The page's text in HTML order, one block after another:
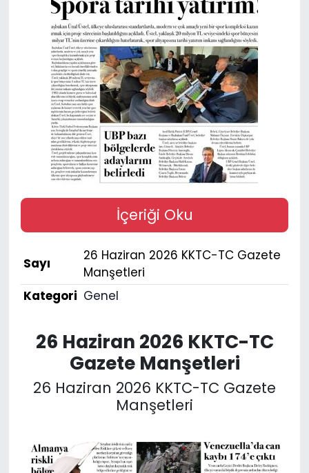
İçeriği Oku
Sayı
26 Haziran 2026 KKTC-TC Gazete
Manşetleri
Kategori Genel
26 Haziran 2026 KKTC-TC
Gazete Manşetleri
26 Haziran 2026 KKTC-TC Gazete
Manşetleri
Gündem
KKTC
KKTC YEREL SEÇİM 2018
Kültür Sanat
Magazin
Moda
Nöbetçi Eczaneler
Otomobil Dünyası
Politika
SAĞLIK
TÜRKiYE